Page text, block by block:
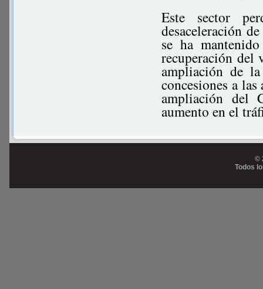
Este sector
desaceleración
se ha
recuperación del
ampliación de
concesiones a
ampliación del
aumento en el
©
Todos